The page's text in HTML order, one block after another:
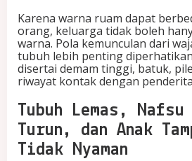
Karena warna ruam dapat
orang, keluarga tidak boleh
warna. Pola kemunculan dari
tubuh lebih penting
disertai demam tinggi, batuk,
riwayat kontak dengan
Tubuh Lemas, Nafsu
Turun, dan Anak
Tidak Nyaman